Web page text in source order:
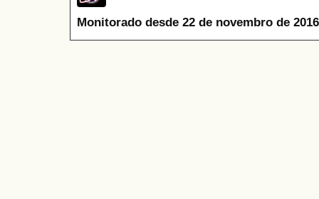
Monitorado desde 22 de novembro de